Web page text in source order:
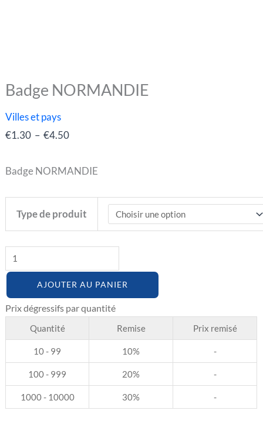
Badge NORMANDIE
Villes et pays
€1.30 – €4.50
Plage
Badge NORMANDIE
Type de produit
quantité
AJOUTER AU PANIER
Quantité Remise Prix remisé
10 - 99 10% -
100 - 999 20% -
1000 - 10000 30% -